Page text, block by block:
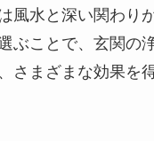
風水と深い関わり
ぶことで、玄関の
さまざまな効果を